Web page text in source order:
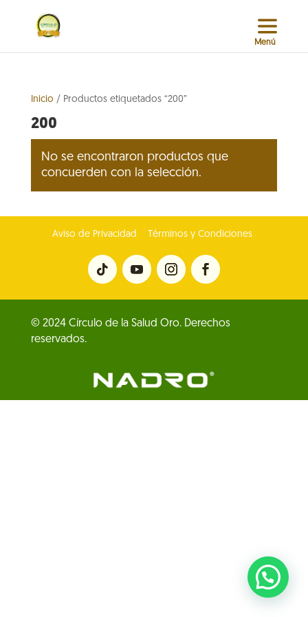
Inicio / Productos etiquetados “200”
200
No se encontraron productos que
concuerden con la selección.
Aviso de Privacidad Términos y Condiciones
© 2024 Círculo de la Salud Oro. Derechos
reservados.